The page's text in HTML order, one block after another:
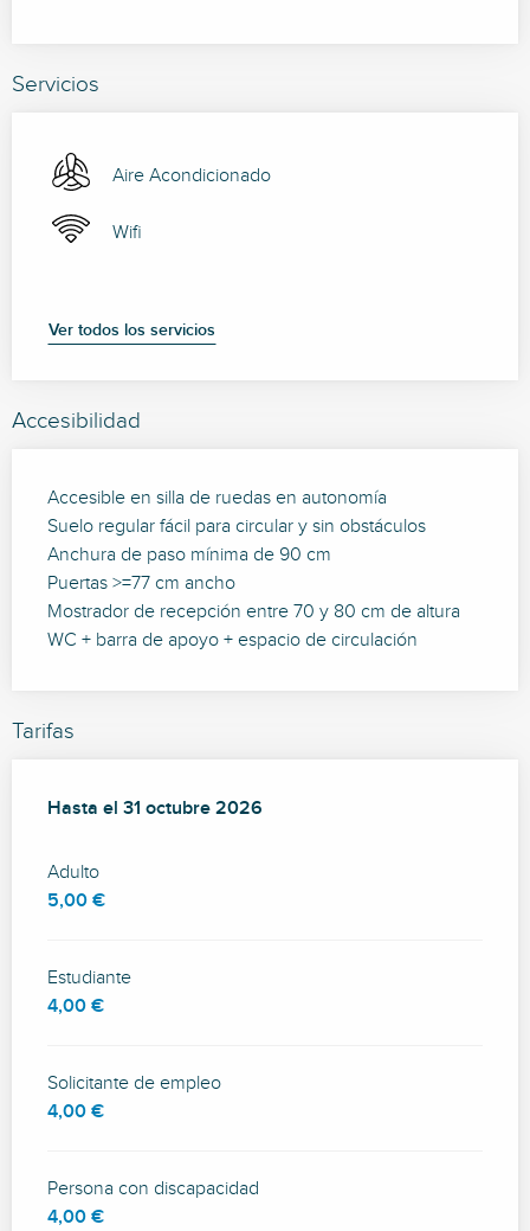
Servicios
Aire Acondicionado
Wifi
Ver todos los servicios
Accesibilidad
Accesible en silla de ruedas en autonomía
Suelo regular fácil para circular y sin obstáculos
Anchura de paso mínima de 90 cm
Puertas >=77 cm ancho
Mostrador de recepción entre 70 y 80 cm de altura
WC + barra de apoyo + espacio de circulación
Tarifas
Desde 2 mayo 2026hasta
Hasta el 31 octubre 2026
Adulto
5,00 €
Estudiante
4,00 €
Solicitante de empleo
4,00 €
Persona con discapacidad
4,00 €